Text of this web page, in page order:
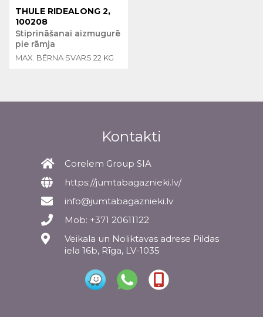
THULE RIDEALONG 2,
100208
Stiprināšanai aizmugurē
pie rāmja
MAX. BĒRNA SVARS 22 KG
Kontakti
Corelem Group SIA
https://jumtabagaznieki.lv/
info@jumtabagaznieki.lv
Mob: +371 20611122
Veikala un Noliktavas adrese Pildas
iela 16b, Rīga, LV-1035